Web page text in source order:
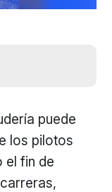
puede
los pilotos
el fin de